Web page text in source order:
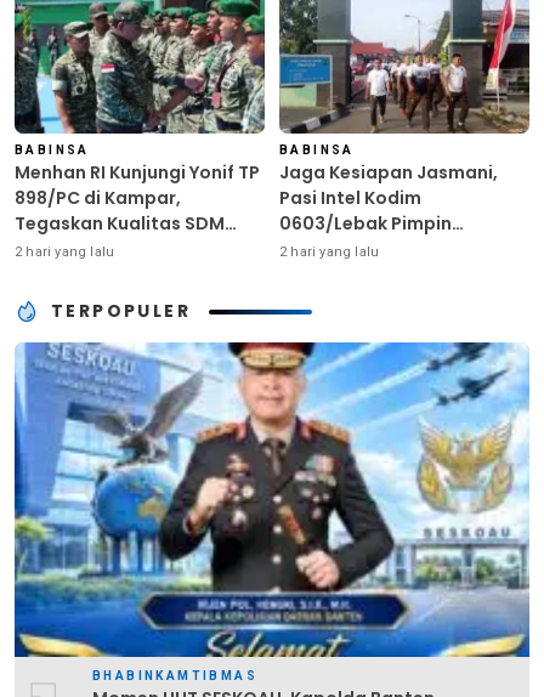
BABINSA
Menhan RI Kunjungi Yonif TP
898/PC di Kampar,
Tegaskan Kualitas SDM
Kunci Kekuatan TNI
2 hari yang lalu
BABINSA
Jaga Kesiapan Jasmani,
Pasi Intel Kodim
0603/Lebak Pimpin
Pembinaan Fisik Rutin
2 hari yang lalu
TERPOPULER
BHABINKAMTIBMAS